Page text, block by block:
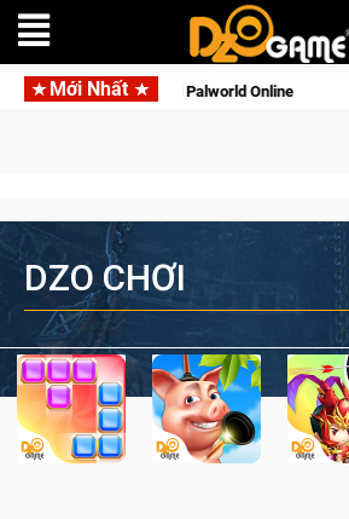
Mới Nhất
động với tên gọi Palworld Online
DZO CHƠI